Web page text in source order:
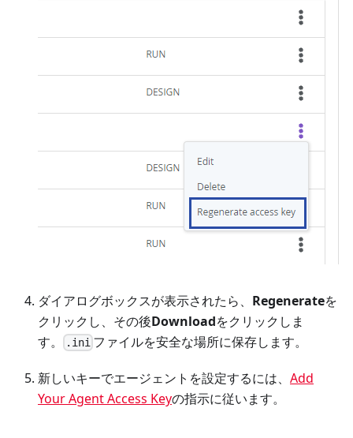
ダイアログボックスが表示されたら、 Regenerateを
クリックし、その後Downloadをクリックしま
す。
.ini ファイルを安全な場所に保存します。
新しいキーでエージェントを設定するには、 Add
Your Agent Access Keyの指示に従います。